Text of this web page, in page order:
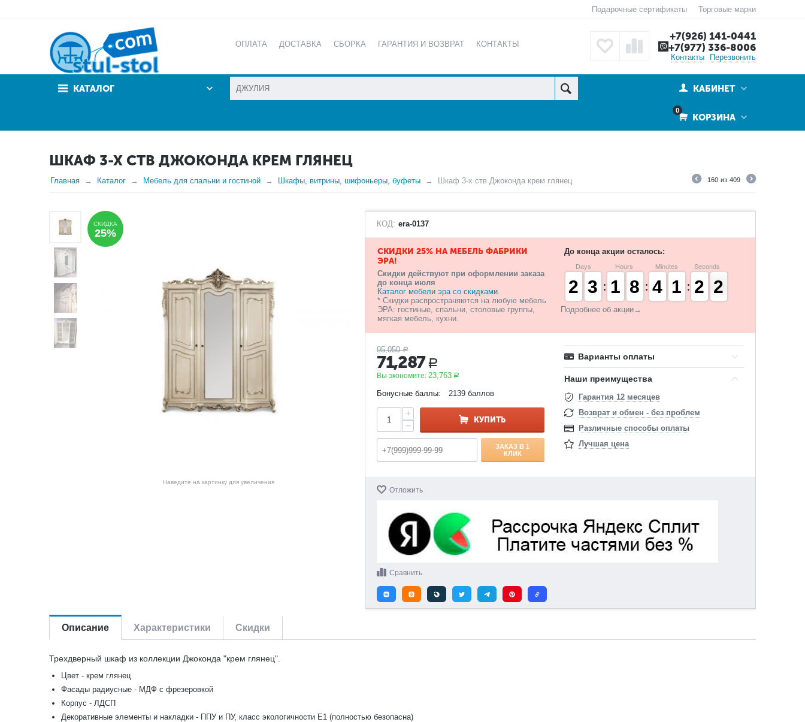
Подарочные сертификаты Торговые марки
ОПЛАТА ДОСТАВКА СБОРКА ГАРАНТИЯ И ВОЗВРАТ КОНТАКТЫ
+7(926) 141-0441
+7(977) 336-8006
Контакты Перезвонить
КАТАЛОГ КАБИНЕТ
0
КОРЗИНА
ШКАФ 3-Х СТВ ДЖОКОНДА КРЕМ ГЛЯНЕЦ
Главная Каталог Мебель для спальни и гостиной Шкафы, витрины, шифоньеры, буфеты Шкаф 3-х ств Джоконда крем глянец 160 из 409
СКИДКА
25%
Наведите на картинку для увеличения
КОД: era-0137
СКИДКИ 25% НА МЕБЕЛЬ ФАБРИКИ
ЭРА!
Скидки действуют при оформлении заказа
до конца июля
Каталог мебели эра со скидками.
* Скидки распространяются на любую мебель
ЭРА: гостиные, спальни, столовые группы,
мягкая мебель, кухни.
До конца акции осталось:
Days
1
1
2
2 2
2
3
3
Hours
1
1
1
1 7
7
8
8
Minutes
3
3
4
4 1
1
1
1
Seconds
1
1
2
2 1
1
0
Подробнее об акции→
95,050 Р
71,287 Р
Вы экономите:23,763 Р
Бонусные баллы: 2139 баллов
+
−
КУПИТЬ
ЗАКАЗ В 1
КЛИК
Варианты оплаты
Наши преимущества
Гарантия 12 месяцев
Возврат и обмен - без проблем
Различные способы оплаты
Лучшая цена
Отложить
Сравнить
Описание Характеристики Скидки
Трехдверный шкаф из коллекции Джоконда "крем глянец".
Цвет - крем глянец
Фасады радиусные - МДФ с фрезеровкой
Корпус - ЛДСП
Декоративные элементы и накладки - ППУ и ПУ, класс экологичности Е1 (полностью безопасна)